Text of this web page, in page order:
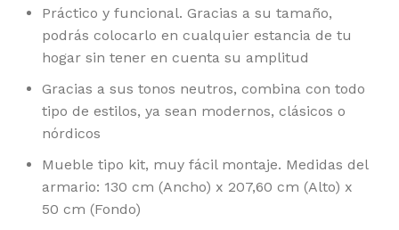
Práctico y funcional. Gracias a su tamaño,
podrás colocarlo en cualquier estancia de tu
hogar sin tener en cuenta su amplitud
Gracias a sus tonos neutros, combina con todo
tipo de estilos, ya sean modernos, clásicos o
nórdicos
Mueble tipo kit, muy fácil montaje. Medidas del
armario: 130 cm (Ancho) x 207,60 cm (Alto) x
50 cm (Fondo)